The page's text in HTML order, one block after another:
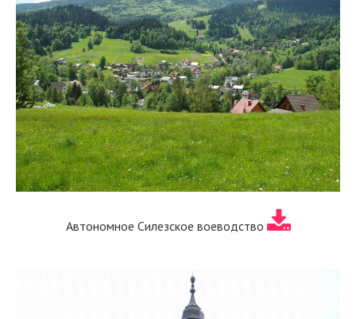
Автономное Силезское воеводство